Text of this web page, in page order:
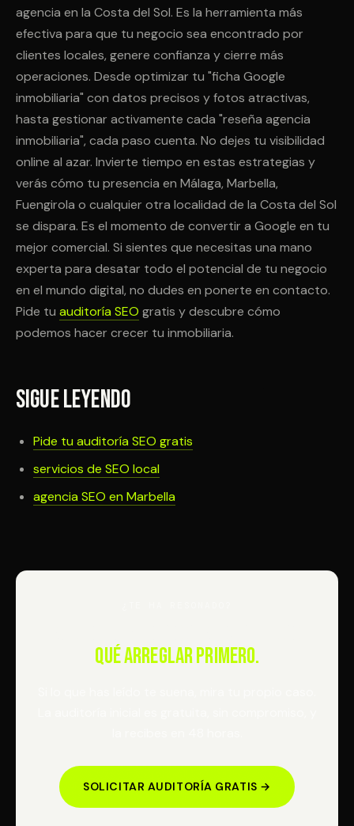
agencia en la Costa del Sol. Es la herramienta más
efectiva para que tu negocio sea encontrado por
clientes locales, genere confianza y cierre más
operaciones. Desde optimizar tu "ficha Google
inmobiliaria" con datos precisos y fotos atractivas,
hasta gestionar activamente cada "reseña agencia
inmobiliaria", cada paso cuenta. No dejes tu visibilidad
online al azar. Invierte tiempo en estas estrategias y
verás cómo tu presencia en Málaga, Marbella,
Fuengirola o cualquier otra localidad de la Costa del Sol
se dispara. Es el momento de convertir a Google en tu
mejor comercial. Si sientes que necesitas una mano
experta para desatar todo el potencial de tu negocio
en el mundo digital, no dudes en ponerte en contacto.
Pide tu auditoría SEO gratis y descubre cómo
podemos hacer crecer tu inmobiliaria.
Sigue leyendo
Pide tu auditoría SEO gratis
servicios de SEO local
agencia SEO en Marbella
qué arreglar primero.
SOLICITAR AUDITORÍA GRATIS →